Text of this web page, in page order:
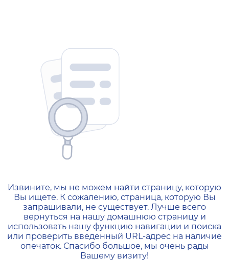
404 — Страница не
Извините, мы не можем найти страницу, которую
Вы ищете. К сожалению, страница, которую Вы
запрашивали, не существует. Лучше всего
вернуться на нашу домашнюю страницу и
использовать нашу функцию навигации и поиска
или проверить введенный URL-адрес на наличие
опечаток. Спасибо большое, мы очень рады
Вашему визиту!